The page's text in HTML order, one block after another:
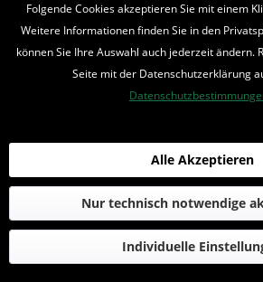
* Alle Preise inkl. MwSt. und zzgl.
© 2016-2022 Romantruhe - Buchversand,
die profilschmiede - Internetagentur
Folgende Cookies akzeptieren Sie mit einem
Weitere Informationen finden Sie in den
können Sie Ihre Auswahl auch jederzeit ändern.
Seite mit der Datenschutzerklärung
Individuelle
Nur technisch notwendige
Alle Akzeptieren